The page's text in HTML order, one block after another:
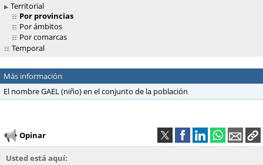
Territorial
Por provincias
Por ámbitos
Por comarcas
Temporal
Más información
El nombre GAEL (niño) en el conjunto de la población
Opinar
Usted está aquí: